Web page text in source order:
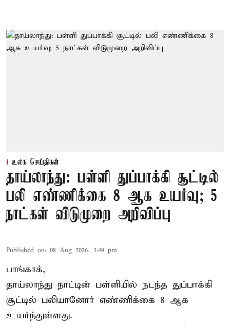
உலக செய்திகள்
தாய்லாந்து: பள்ளி துப்பாக்கி சூட்டில்
பலி எண்ணிக்கை 8 ஆக உயர்வு; 5
நாட்கள் விடுமுறை அறிவிப்பு
Published on: 08 Aug 2026, 3:49 pm
பாங்காக்,
தாய்லாந்து நாட்டின் பள்ளியில் நடந்த துப்பாக்கி
சூட்டில் பலியானோர் எண்ணிக்கை 8 ஆக
உயர்ந்துள்ளது.